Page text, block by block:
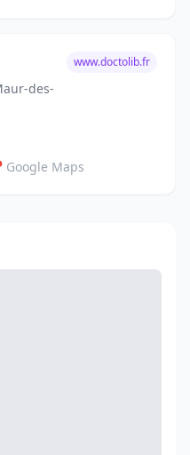
des-
www.doctolib.fr
Google Maps